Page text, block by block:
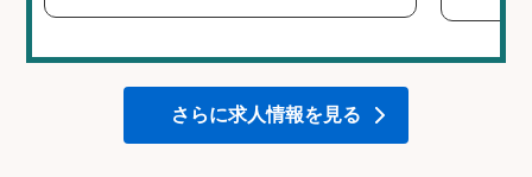
さらに求人情報を見る